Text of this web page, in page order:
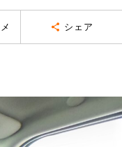
208.8 万円
30 万円
シェア